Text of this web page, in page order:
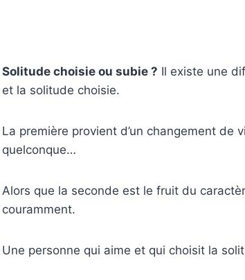
Solitude choisie ou subie ? Il existe une
et la solitude choisie.
La première provient d’un changement de
quelconque…
Alors que la seconde est le fruit du
couramment.
Une personne qui aime et qui choisit la